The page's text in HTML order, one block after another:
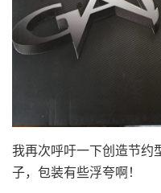
我再次呼吁一下创造节约
子，包装有些浮夸啊！